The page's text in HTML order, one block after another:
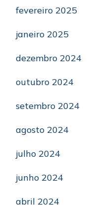
fevereiro 2025
janeiro 2025
dezembro 2024
outubro 2024
setembro 2024
agosto 2024
julho 2024
junho 2024
abril 2024